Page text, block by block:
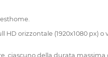
HD orizzontale (1920x1080
ciascuno della durata massima